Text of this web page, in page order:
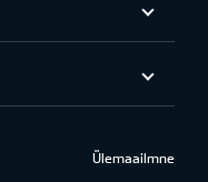
Ülemaailmne